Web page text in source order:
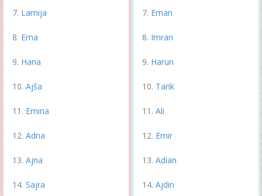
Lamija
Ema
Hana
Ajša
Emina
Adna
Ajna
Sajra
Eman
Imran
Harun
Tarik
Ali
Emir
Adian
Ajdin